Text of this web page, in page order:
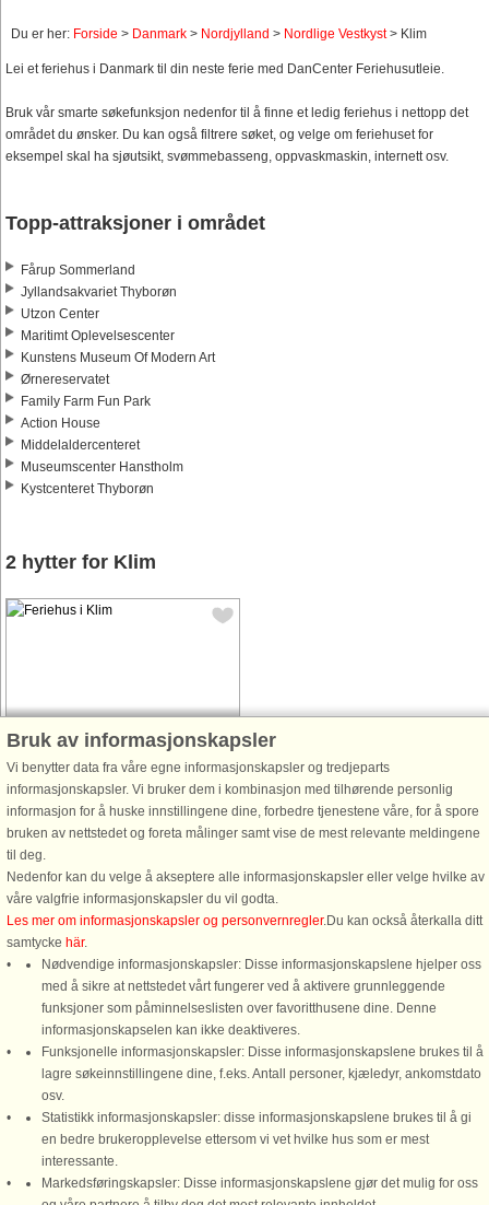
Du er her: Forside > Danmark > Nordjylland > Nordlige Vestkyst> Klim
Lei et feriehus i Danmark til din neste ferie med DanCenter Feriehusutleie.
Bruk vår smarte søkefunksjon nedenfor til å finne et ledig feriehus i nettopp det
området du ønsker. Du kan også filtrere søket, og velge om feriehuset for
eksempel skal ha sjøutsikt, svømmebasseng, oppvaskmaskin, internett osv.
Topp-attraksjoner i området
Fårup Sommerland
Jyllandsakvariet Thyborøn
Utzon Center
Maritimt Oplevelsescenter
Kunstens Museum Of Modern Art
Ørnereservatet
Family Farm Fun Park
Action House
Middelaldercenteret
Museumscenter Hanstholm
Kystcenteret Thyborøn
2 hytter for Klim
Klim
5 personer, 62 m²
1,5 km til kyst.
Traditionelt feriehus med ægte
hyttestemning. Her kan man i ro og
mag vaske opvasken sammen efter
aftensmaden ligesom i gamle dage
og så tilbringe en hyggelig aften
med at spille brætspil. Huset er
attraktivt ...
fra 3.623 NOK
DanCenter A/S - Kronprinsensgade 3, 2. - 1114 København K - Danmark
Bruk av informasjonskapsler
Vi benytter data fra våre egne informasjonskapsler og tredjeparts
informasjonskapsler. Vi bruker dem i kombinasjon med tilhørende personlig
informasjon for å huske innstillingene dine, forbedre tjenestene våre, for å spore
bruken av nettstedet og foreta målinger samt vise de mest relevante meldingene
til deg.
Nedenfor kan du velge å akseptere alle informasjonskapsler eller velge hvilke av
våre valgfrie informasjonskapsler du vil godta.
Les mer om informasjonskapsler og personvernregler.Du kan också återkalla ditt
samtycke här.
Nødvendige informasjonskapsler: Disse informasjonskapslene hjelper oss
med å sikre at nettstedet vårt fungerer ved å aktivere grunnleggende
funksjoner som påminnelseslisten over favoritthusene dine. Denne
informasjonskapselen kan ikke deaktiveres.
Funksjonelle informasjonskapsler: Disse informasjonskapslene brukes til å
lagre søkeinnstillingene dine, f.eks. Antall personer, kjæledyr, ankomstdato
osv.
Statistikk informasjonskapsler: disse informasjonskapslene brukes til å gi
en bedre brukeropplevelse ettersom vi vet hvilke hus som er mest
interessante.
Markedsføringskapsler: Disse informasjonskapslene gjør det mulig for oss